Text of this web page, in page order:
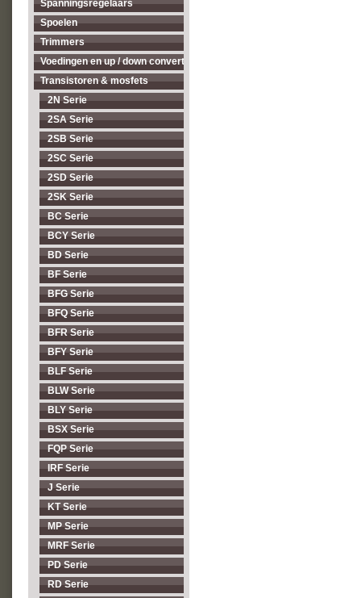
Spanningsregelaars
Spoelen
Trimmers
Voedingen en up / down converters
Transistoren & mosfets
2N Serie
2SA Serie
2SB Serie
2SC Serie
2SD Serie
2SK Serie
BC Serie
BCY Serie
BD Serie
BF Serie
BFG Serie
BFQ Serie
BFR Serie
BFY Serie
BLF Serie
BLW Serie
BLY Serie
BSX Serie
FQP Serie
IRF Serie
J Serie
KT Serie
MP Serie
MRF Serie
PD Serie
RD Serie